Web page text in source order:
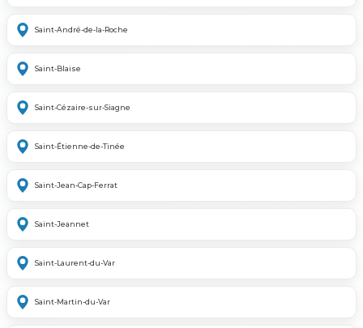
Saint-André-de-la-Roche
Saint-Blaise
Saint-Cézaire-sur-Siagne
Saint-Étienne-de-Tinée
Saint-Jean-Cap-Ferrat
Saint-Jeannet
Saint-Laurent-du-Var
Saint-Martin-du-Var